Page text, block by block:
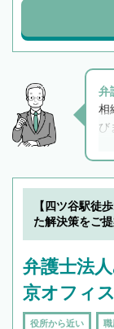
弁
相
び
解
で
で
で
【四ツ谷駅徒
た解決策をご
弁護士法
京オフィス
役所から近い 職